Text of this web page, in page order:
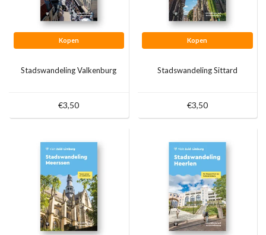
Kopen
Stadswandeling Valkenburg
€3,50
Kopen
Stadswandeling Sittard
€3,50